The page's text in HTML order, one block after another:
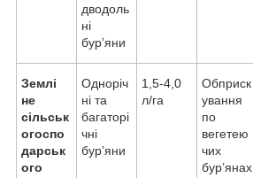
дводоль
ні
бур’яни
Землі
не
сільськ
огоспо
дарськ
ого
Одноріч
ні та
багаторі
чні
бур’яни
1,5-4,0
л/га
Обприск
ування
по
вегетею
чих
бур’янах